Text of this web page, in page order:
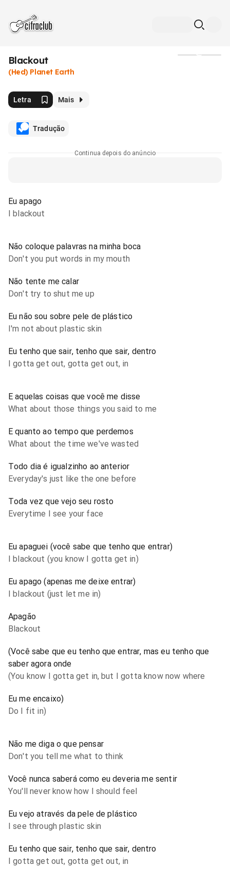
Blackout
(Hed) Planet Earth
Letra Mais
Tradução
Continua depois do anúncio
Eu apago
I blackout
Não coloque palavras na minha boca
Don't you put words in my mouth
Não tente me calar
Don't try to shut me up
Eu não sou sobre pele de plástico
I'm not about plastic skin
Eu tenho que sair, tenho que sair, dentro
I gotta get out, gotta get out, in
E aquelas coisas que você me disse
What about those things you said to me
E quanto ao tempo que perdemos
What about the time we've wasted
Todo dia é igualzinho ao anterior
Everyday's just like the one before
Toda vez que vejo seu rosto
Everytime I see your face
Eu apaguei (você sabe que tenho que entrar)
I blackout (you know I gotta get in)
Eu apago (apenas me deixe entrar)
I blackout (just let me in)
Apagão
Blackout
(Você sabe que eu tenho que entrar, mas eu tenho que
saber agora onde
(You know I gotta get in, but I gotta know now where
Eu me encaixo)
Do I fit in)
Não me diga o que pensar
Don't you tell me what to think
Você nunca saberá como eu deveria me sentir
You'll never know how I should feel
Eu vejo através da pele de plástico
I see through plastic skin
Eu tenho que sair, tenho que sair, dentro
I gotta get out, gotta get out, in